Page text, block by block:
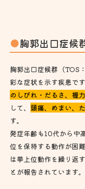
胸郭出口症候
胸郭出口症候群（
彩な症状を示す疾患です
のしびれ・だるさ、握
して、 頭痛、めまい、
す。
発症年齢も10代から中
位を保持する動作が困
は挙上位動作を繰り返
とが報告されています。